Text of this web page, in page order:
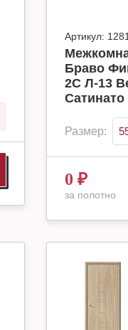
Артикул:
Браво
2С Л-13
Сатинато
Размер:
0 ₽
за полотно